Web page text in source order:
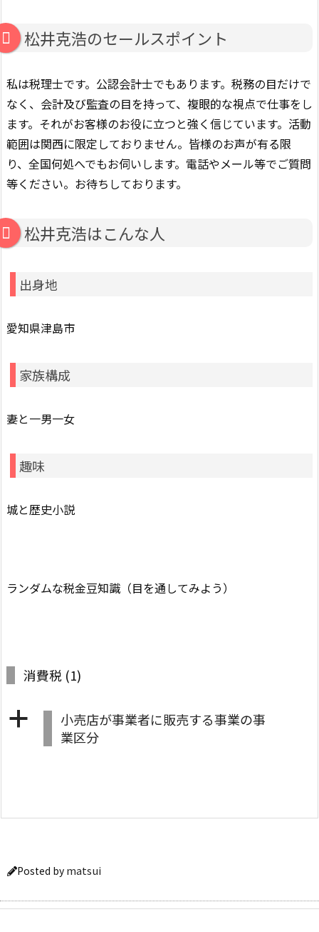
松井克浩のセールスポイント
私は税理士です。公認会計士でもあります。税務の目だけで
なく、会計及び監査の目を持って、複眼的な視点で仕事をし
ます。それがお客様のお役に立つと強く信じています。活動
範囲は関西に限定しておりません。皆様のお声が有る限
り、全国何処へでもお伺いします。電話やメール等でご質問
等ください。お待ちしております。
松井克浩はこんな人
出身地
愛知県津島市
家族構成
妻と一男一女
趣味
城と歴史小説
ランダムな税金豆知識（目を通してみよう）
消費税 (1)
a
小売店が事業者に販売する事業の事
業区分
Posted by matsui